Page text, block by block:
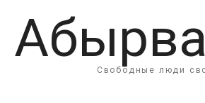
Свободные люди